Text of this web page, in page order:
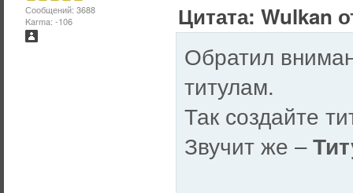
Сообщений: 3688
Karma: -106
Цитата: Wulkan
Обратил
титулам.
Так создайте
Звучит же –